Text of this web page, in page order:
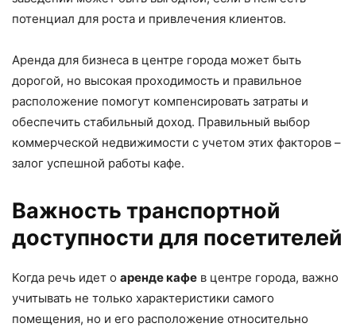
потенциал для роста и привлечения клиентов.
Аренда для бизнеса в центре города может быть
дорогой, но высокая проходимость и правильное
расположение помогут компенсировать затраты и
обеспечить стабильный доход. Правильный выбор
коммерческой недвижимости с учетом этих факторов –
залог успешной работы кафе.
Важность транспортной
доступности для посетителей
Когда речь идет о аренде кафе в центре города, важно
учитывать не только характеристики самого
помещения, но и его расположение относительно